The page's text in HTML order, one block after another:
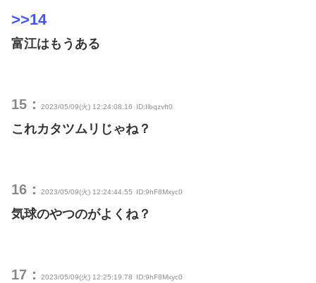
>>14
富江はもうある
15： 2023/05/09(火) 12:24:08.16 ID:Ilbqzvft0
これカタツムリじゃね？
16： 2023/05/09(火) 12:24:44.55 ID:9hF8Mxyc0
気球のやつのがよくね？
17： 2023/05/09(火) 12:25:19.78 ID:9hF8Mxyc0